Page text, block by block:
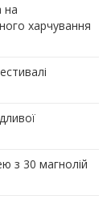
на
харчування
з 30 магнолій